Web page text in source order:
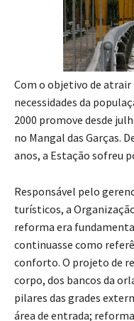
Com o objetivo de
necessidades da
2000 promove desde
no Mangal das Garças.
anos, a Estação sofreu
Responsável pelo
turísticos, a
reforma era
continuasse como
conforto. O projeto de
corpo, dos bancos da
pilares das grades
área de entrada;